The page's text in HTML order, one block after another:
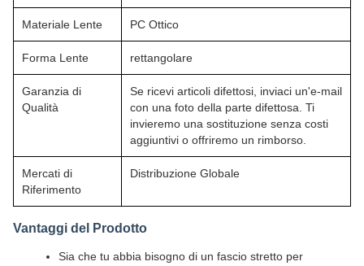
Materiale Lente PC Ottico
Forma Lente rettangolare
Garanzia di
Qualità
Se ricevi articoli difettosi, inviaci un'e-mail
con una foto della parte difettosa. Ti
invieremo una sostituzione senza costi
aggiuntivi o offriremo un rimborso.
Mercati di
Riferimento
Distribuzione Globale
Vantaggi del Prodotto
Sia che tu abbia bisogno di un fascio stretto per